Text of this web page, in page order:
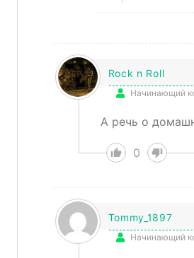
Rock n Roll
Начинающий
А речь о
0
Tommy_1897
Начинающий